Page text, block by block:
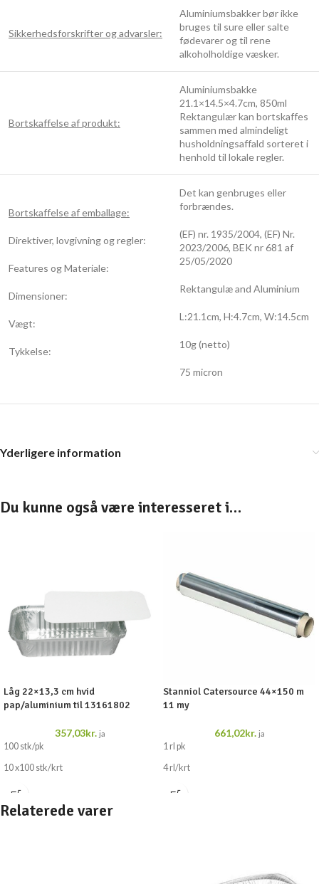
Sikkerhedsforskrifter og advarsler:
Aluminiumsbakker bør ikke
bruges til sure eller salte
fødevarer og til rene
alkoholholdige væsker.
Bortskaffelse af produkt:
Aluminiumsbakke
21.1×14.5×4.7cm, 850ml
Rektangulær kan bortskaffes
sammen med almindeligt
husholdningsaffald sorteret i
henhold til lokale regler.
Bortskaffelse af emballage:
Direktiver, lovgivning og regler:
Features og Materiale:
Dimensioner:
Vægt:
Tykkelse:
Det kan genbruges eller
forbrændes.
(EF) nr. 1935/2004, (EF) Nr.
2023/2006, BEK nr 681 af
25/05/2020
Rektangulæ and Aluminium
L:21.1cm, H:4.7cm, W:14.5cm
10g (netto)
75 micron
Yderligere information
Du kunne også være interesseret i…
Låg 22×13,3 cm hvid
pap/aluminium til 13161802
357,03kr. ja
100 stk/pk
10 x100 stk/krt
Stanniol Catersource 44×150 m
11 my
661,02kr. ja
1 rl pk
4 rl/krt
Relaterede varer